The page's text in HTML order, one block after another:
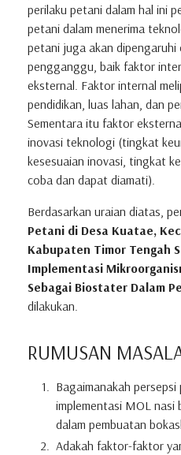
perilaku petani dalam hal ini
petani dalam menerima
petani juga akan
pengganggu, baik faktor
eksternal. Faktor internal
pendidikan, luas lahan, dan
Sementara itu faktor
inovasi teknologi (tingkat
kesesuaian inovasi, tingkat
coba dan dapat diamati).
Berdasarkan uraian diatas,
Petani di Desa Kuatae,
Kabupaten Timor Tengah
Implementasi
Sebagai Biostater Dalam
dilakukan.
RUMUSAN
Bagaimanakah
implementasi MOL
dalam pembuatan
Adakah faktor-faktor